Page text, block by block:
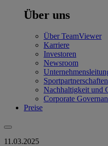
Über uns
Über TeamViewer
Karriere
Investoren
Newsroom
Sportpartnerschaften
Nachhaltigkeit und
Corporate
Preise
11.03.2025